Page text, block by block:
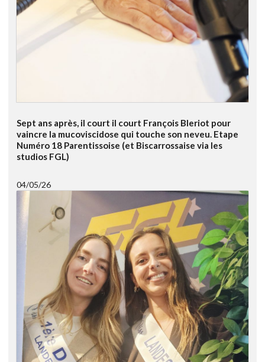
Sept ans après, il court il court François Bleriot pour
vaincre la mucoviscidose qui touche son neveu. Etape
Numéro 18 Parentissoise (et Biscarrossaise via les
studios FGL)
04/05/26